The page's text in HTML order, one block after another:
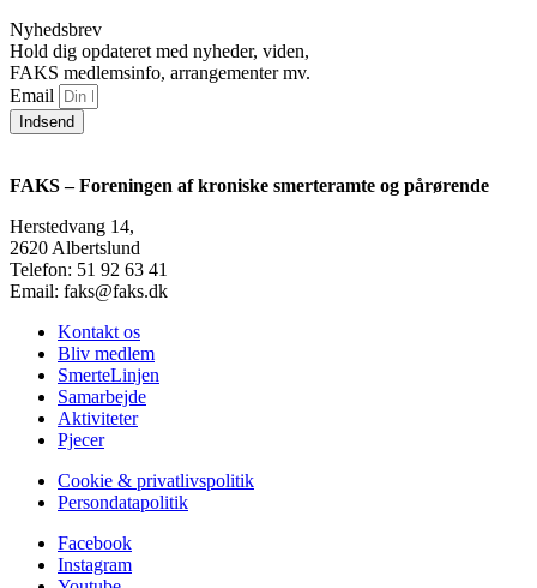
Nyhedsbrev
Hold dig opdateret med nyheder, viden,
FAKS medlemsinfo, arrangementer mv.
Email
Indsend
FAKS – Foreningen af kroniske smerteramte og pårørende
Herstedvang 14,
2620 Albertslund
Telefon: 51 92 63 41
Email: faks@faks.dk
Kontakt os
Bliv medlem
SmerteLinjen
Samarbejde
Aktiviteter
Pjecer
Cookie & privatlivspolitik
Persondatapolitik
Facebook
Instagram